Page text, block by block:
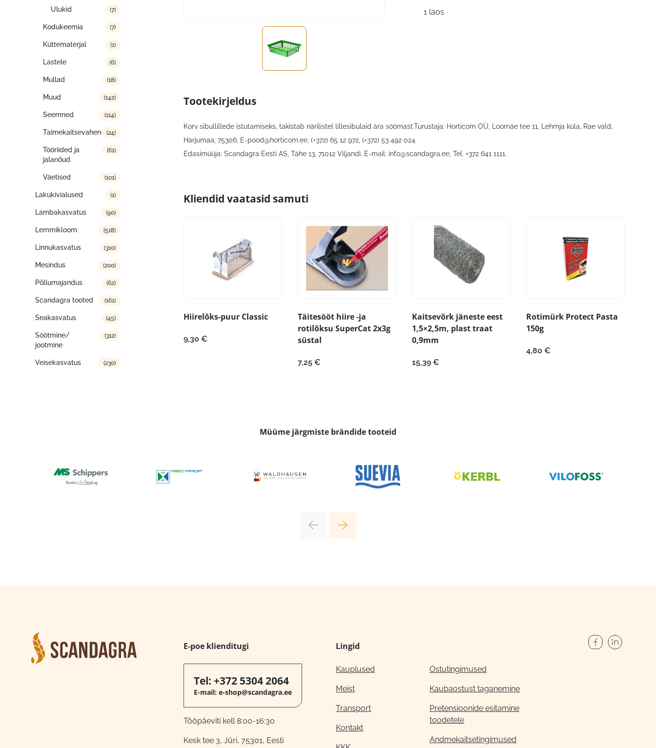
Ulukid (7)
Kodukeemia (7)
Küttematerjal (1)
Lastele (6)
Mullad (18)
Muud (142)
Seemned (114)
Taimekaitsevahendid(24)
Tööriided ja
jalanõud
(61)
Väetised (101)
Lakukivialused (1)
Lambakasvatus (90)
Lemmikloom (518)
Linnukasvatus (310)
Mesindus (200)
Põllumajandus (62)
Scandagra tooted (161)
Seakasvatus (45)
Söötmine/
jootmine
(312)
Veisekasvatus (230)
1 laos
Tootekirjeldus
Korv sibullillede istutamiseks, takistab närilistel lillesibulaid ära söömast.Turustaja: Horticom OÜ, Loomäe tee 11, Lehmja küla, Rae vald,
Harjumaa, 75306, E-pood@horticom.ee , (+372) 65 12 972, (+372) 53 492 024.
Edasimüüja: Scandagra Eesti AS, Tähe 13, 71012 Viljandi. E-mail: info@scandagra.ee , Tel. +372 641 1111.
Kliendid vaatasid samuti
Hiirelõks-puur Classic
9,30 €
Täitesööt hiire -ja
rotilõksu SuperCat 2x3g
süstal
7,25 €
Kaitsevõrk jäneste eest
1,5×2,5m, plast traat
0,9mm
15,39 €
Rotimürk Protect Pasta
150g
4,80 €
Müüme järgmiste brändide tooteid
E-poe klienditugi
Tel: +372 5304 2064
E-mail: e-shop@scandagra.ee
Tööpäeviti kell 8:00-16:30
Kesk tee 3, Jüri, 75301, Eesti
Lingid
Kauplused
Meist
Transport
Kontakt
Ostutingimused
Kaubaostust taganemine
Pretensioonide esitamine
toodetele
Andmekaitsetingimused